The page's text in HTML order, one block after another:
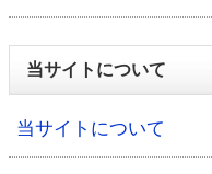
当サイトについて
当サイトについて